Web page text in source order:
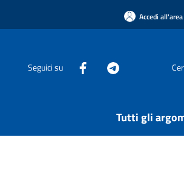
Accedi
Seguici su
Tutti gli